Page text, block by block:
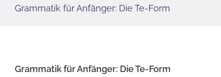
Grammatik für Anfänger: Die Te-Form
Grammatik für Anfänger: Die Te-Form